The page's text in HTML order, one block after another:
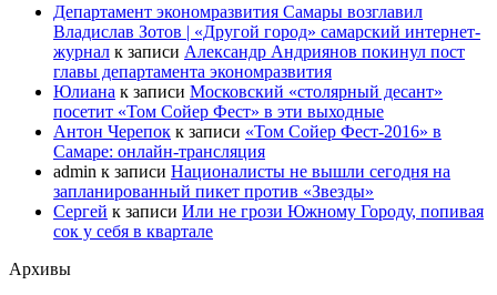
Департамент экономразвития Самары возглавил
Владислав Зотов | «Другой город» самарский интернет-
журнал к записи Александр Андриянов покинул пост
главы департамента экономразвития
Юлиана к записи Московский «столярный десант»
посетит «Том Сойер Фест» в эти выходные
Антон Черепок к записи «Том Сойер Фест-2016» в
Самаре: онлайн-трансляция
admin к записи Националисты не вышли сегодня на
запланированный пикет против «Звезды»
Сергей к записи Или не грози Южному Городу, попивая
сок у себя в квартале
Архивы